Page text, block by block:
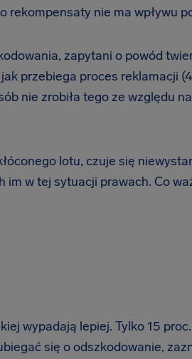
nie ma wpływu
zapytani o powód
przebiega proces reklamacji
nie zrobiła tego ze względu
lotu, czuje się
w tej sytuacji prawach. Co
wypadają lepiej. Tylko 15
się o odszkodowanie,